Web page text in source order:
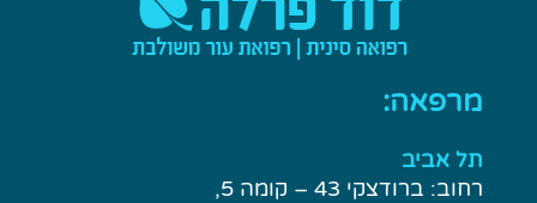
מרפאה:
תל אביב
רחוב: ברודצקי 43 – קומה 5,